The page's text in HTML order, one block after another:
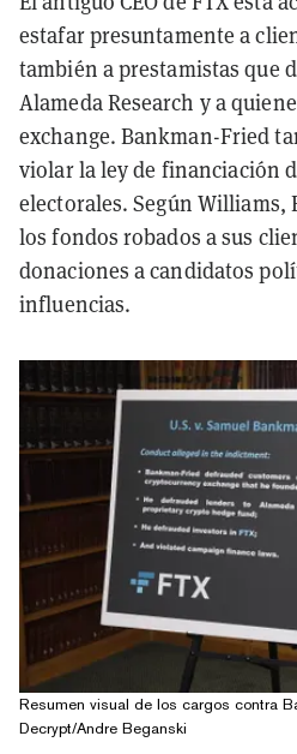
estafar presuntamente a
también a prestamistas que
Alameda Research y a
exchange. Bankman-Fried
violar la ley de financiación
electorales. Según
los fondos robados a sus
donaciones a candidatos
influencias.
Resumen visual de los cargos contra
Decrypt/Andre Beganski